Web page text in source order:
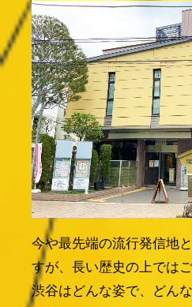
今や最先端の流行発信地
すが、長い歴史の上では
渋谷はどんな姿で、どん